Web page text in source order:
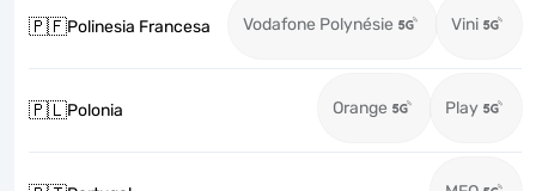
🇵🇫Polinesia Francesa Vodafone Polynésie Vini
🇵🇱Polonia Orange Play